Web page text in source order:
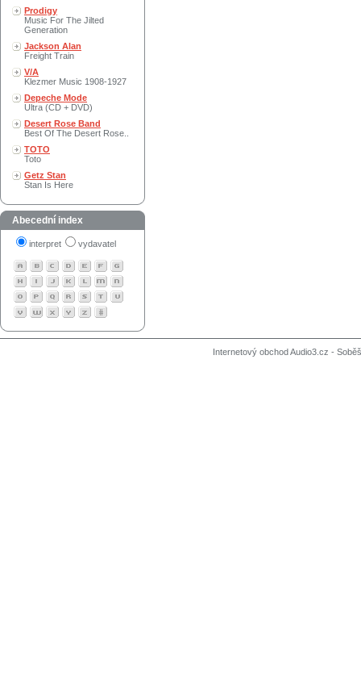
Prodigy
Music For The Jilted
Generation
Jackson Alan
Freight Train
V/A
Klezmer Music 1908-1927
Depeche Mode
Ultra (CD + DVD)
Desert Rose Band
Best Of The Desert Rose..
TOTO
Toto
Getz Stan
Stan Is Here
Abecední index
interpret vydavatel
Internetový obchod Audio3.cz -